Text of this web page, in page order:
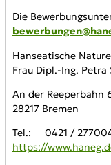
Die
Hanseatische
Frau Dipl.-Ing.
An der Reeperbahn
28217 Bremen
Tel.: 0421 /
https://